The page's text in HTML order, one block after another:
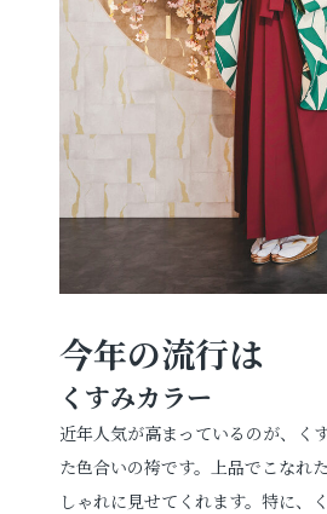
今年の流行は
くすみカラー
近年人気が高まっているのが、く
た色合いの袴です。上品でこなれ
しゃれに見せてくれます。特に、